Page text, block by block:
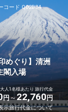
コード Q02B34
ぐり】清洲
閣入場
大人1名様あたり 旅行代金
円 22,760円
示旅行代金について